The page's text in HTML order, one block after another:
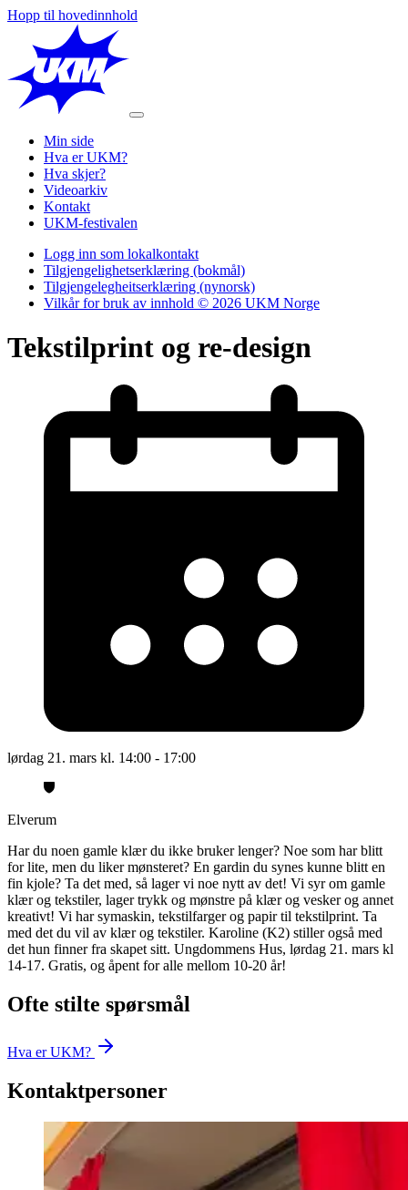
Hopp til hovedinnhold
Min side
Hva er UKM?
Hva skjer?
Videoarkiv
Kontakt
UKM-festivalen
Logg inn som lokalkontakt
Tilgjengelighetserklæring (bokmål)
Tilgjengelegheitserklæring (nynorsk)
Vilkår for bruk av innhold © 2026 UKM Norge
Tekstilprint og re-design
lørdag 21. mars kl. 14:00 - 17:00
Elverum
Har du noen gamle klær du ikke bruker lenger? Noe som har blitt
for lite, men du liker mønsteret? En gardin du synes kunne blitt en
fin kjole? Ta det med, så lager vi noe nytt av det! Vi syr om gamle
klær og tekstiler, lager trykk og mønstre på klær og vesker og annet
kreativt! Vi har symaskin, tekstilfarger og papir til tekstilprint. Ta
med det du vil av klær og tekstiler. Karoline (K2) stiller også med
det hun finner fra skapet sitt. Ungdommens Hus, lørdag 21. mars kl
14-17. Gratis, og åpent for alle mellom 10-20 år!
Ofte stilte spørsmål
Hva er UKM?
Kontaktpersoner